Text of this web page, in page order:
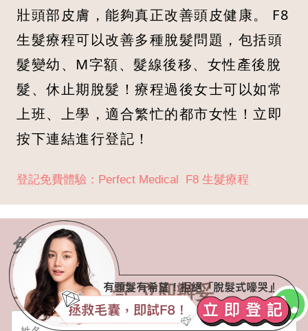
壯頭部皮膚，能夠真正改善頭皮健康。 F8
生髮療程可以改善多種脫髮問題，包括頭
髮變幼、M字額、髮線後移、女性產後脫
髮、休止期脫髮！療程過後女士可以如常
上班、上學，適合繁忙的都市女性！立即
按下連結進行登記！
登記免費體驗：Perfect Medical F8 生髮療程
免費體驗
F8 生髮療程
1分鐘自助登記 立即辦妥